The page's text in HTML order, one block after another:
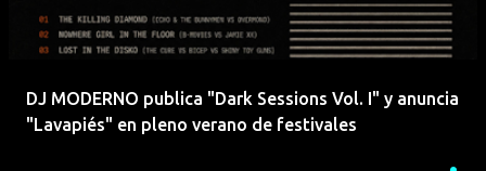
DJ MODERNO publica "Dark Sessions Vol. I" y anuncia
"Lavapiés" en pleno verano de festivales